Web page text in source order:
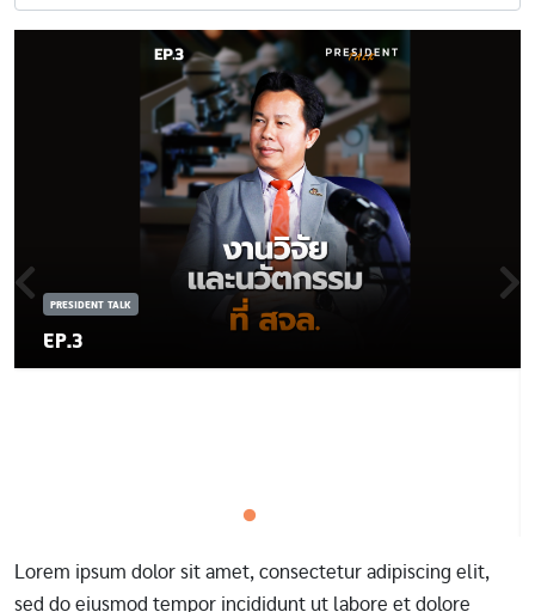
PRESIDENT TALK
EP.3
Lorem ipsum dolor sit amet, consectetur adipiscing elit,
sed do eiusmod tempor incididunt ut labore et dolore